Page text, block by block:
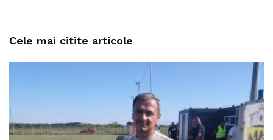
Cele mai citite articole